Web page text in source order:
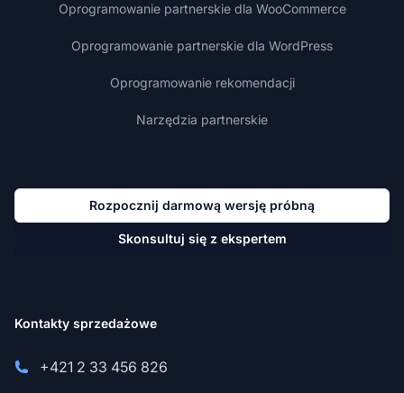
Oprogramowanie partnerskie dla WooCommerce
Oprogramowanie partnerskie dla WordPress
Oprogramowanie rekomendacji
Narzędzia partnerskie
Rozpocznij darmową wersję próbną
Skonsultuj się z ekspertem
Kontakty sprzedażowe
+421 2 33 456 826